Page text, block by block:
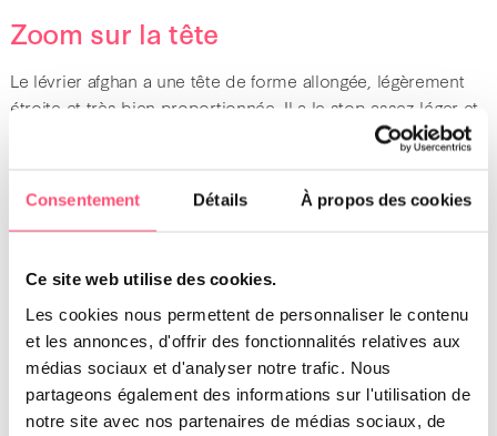
Consentement Détails À propos des cookies
Ce site web utilise des cookies.
Les cookies nous permettent de personnaliser le contenu
et les annonces, d'offrir des fonctionnalités relatives aux
médias sociaux et d'analyser notre trafic. Nous
partageons également des informations sur l'utilisation de
notre site avec nos partenaires de médias sociaux, de
Zoom sur la tête
Le lévrier afghan a une tête de forme allongée, légèrement
étroite et très bien proportionnée. Il a le stop assez léger et
une truffe marron ou noire. Son museau est assez long et
ses mâchoires fortes sont articulées en ciseaux, parfois en
Cette race canine a des oreilles qui sont portées à plat
poil doux et long. Les yeux du lévrier afghan sont foncés,
voire dorés. Ils ont une forme presque triangulaire et
affichent un regard pénétrant.
Le corps du lévrier afghan